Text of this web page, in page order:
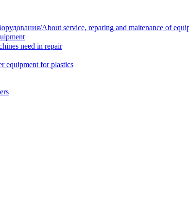
About service, reparing and maitenance of
need in repair
equipment for plastics